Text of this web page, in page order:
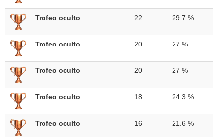
Trofeo oculto 22 29.7 %
Trofeo oculto 20 27 %
Trofeo oculto 20 27 %
Trofeo oculto 18 24.3 %
Trofeo oculto 16 21.6 %